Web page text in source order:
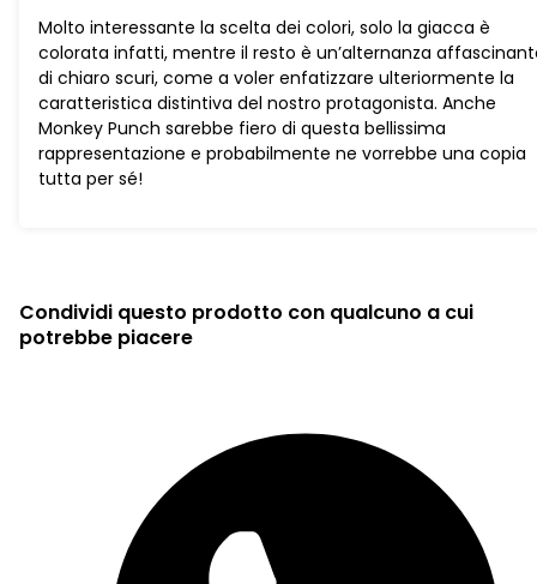
Molto interessante la scelta dei colori, solo la giacca è
colorata infatti, mentre il resto è un’alternanza
di chiaro scuri, come a voler enfatizzare ulteriormente la
caratteristica distintiva del nostro protagonista. Anche
Monkey Punch sarebbe fiero di questa bellissima
rappresentazione e probabilmente ne vorrebbe una copia
tutta per sé!
Condividi questo prodotto con qualcuno a cui
potrebbe piacere